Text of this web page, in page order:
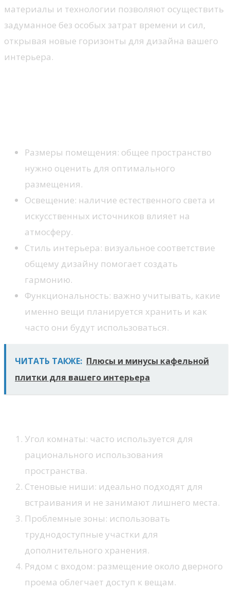
материалы и технологии позволяют осуществить
задуманное без особых затрат времени и сил,
открывая новые горизонты для дизайна вашего
интерьера.
Размеры помещения: общее пространство
нужно оценить для оптимального
размещения.
Освещение: наличие естественного света и
искусственных источников влияет на
атмосферу.
Стиль интерьера: визуальное соответствие
общему дизайну помогает создать
гармонию.
Функциональность: важно учитывать, какие
именно вещи планируется хранить и как
часто они будут использоваться.
ЧИТАТЬ ТАКЖЕ: Плюсы и минусы кафельной
плитки для вашего интерьера
Угол комнаты: часто используется для
рационального использования
пространства.
Стеновые ниши: идеально подходят для
встраивания и не занимают лишнего места.
Проблемные зоны: использовать
труднодоступные участки для
дополнительного хранения.
Рядом с входом: размещение около дверного
проема облегчает доступ к вещам.